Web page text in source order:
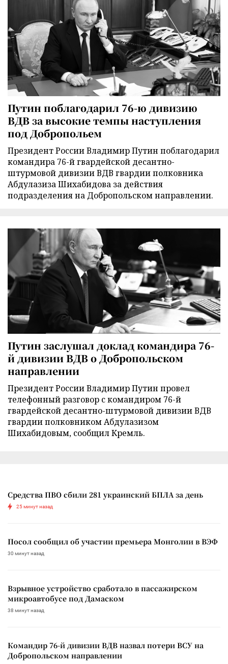
Путин поблагодарил 76-ю дивизию
ВДВ за высокие темпы наступления
под Добропольем
Президент России Владимир Путин поблагодарил
командира 76-й гвардейской десантно-
штурмовой дивизии ВДВ гвардии полковника
Абдулазиза Шихабидова за действия
подразделения на Добропольском направлении.
Путин заслушал доклад командира 76-
й дивизии ВДВ о Добропольском
направлении
Президент России Владимир Путин провел
телефонный разговор с командиром 76-й
гвардейской десантно-штурмовой дивизии ВДВ
гвардии полковником Абдулазизом
Шихабидовым, сообщил Кремль.
Средства ПВО сбили 281 украинский БПЛА за день
25 минут назад
Посол сообщил об участии премьера Монголии в ВЭФ
30 минут назад
Взрывное устройство сработало в пассажирском
микроавтобусе под Дамаском
38 минут назад
Командир 76-й дивизии ВДВ назвал потери ВСУ на
Добропольском направлении